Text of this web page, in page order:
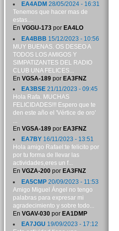
EA4ADM 28/05/2024 - 16:31
Tenemos que hacer mas de
estas....
En VGGU-173por EA4LO
EA4BBB 15/12/2023 - 10:56
MUY BUENAS. OS DESEO A
TODOS LOS AMIGOS Y
SIMPATIZANTES DEL RADIO
CLUB UNA FELICES...
En VGSA-189por EA3FNZ
EA3BSE21/11/2023 - 09:45
Hola Rafa. MUCHAS
FELICIDADES!!! Espero que te
den este año el 'Vértice de oro'
...
En VGSA-189por EA3FNZ
EA7BY16/11/2023 - 13:51
Hola amigo Rafael:te felicito por
por tu forma de llevar las
actividades,eres un f...
En VGZA-200por EA3FNZ
EA5CMP20/09/2023 - 11:53
Amigo Miguel Ángel no tengo
palabras para expresar mi
agradecimiento y sobre todo...
En VGAV-030por EA1DMP
EA7JGU 19/09/2023 - 17:12